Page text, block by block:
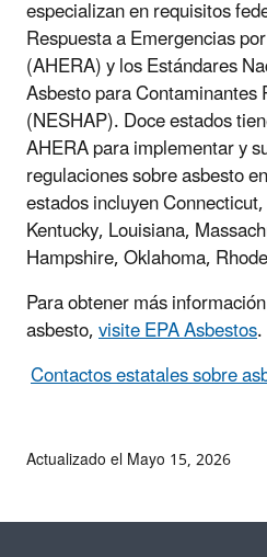
especializan en requisitos
Respuesta a Emergencias
(AHERA) y los Estándares
Asbesto para
(NESHAP). Doce estados
AHERA para implementar y
regulaciones sobre asbesto
estados incluyen
Kentucky, Louisiana,
Hampshire, Oklahoma,
Para obtener más
asbesto,visite EPA Asbestos.
Contactos estatales sobre
Actualizado el Mayo 15, 2026